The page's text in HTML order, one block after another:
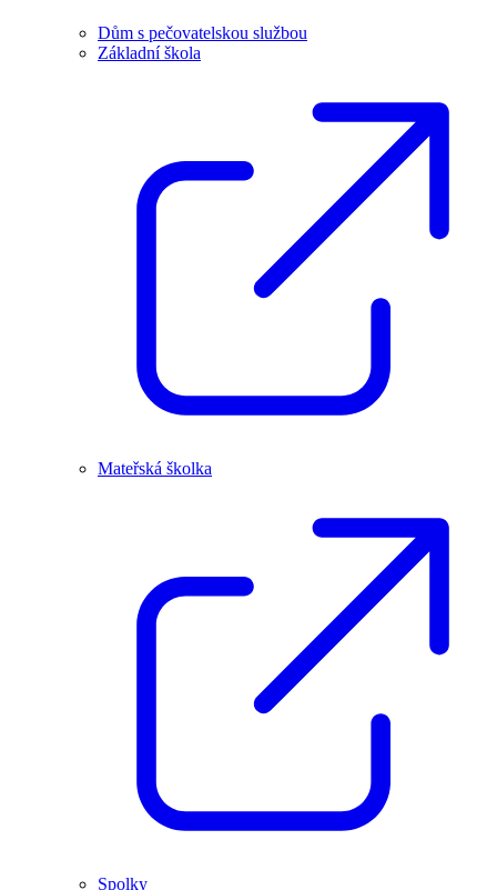
Dům s pečovatelskou službou
Základní škola
Mateřská školka
Spolky